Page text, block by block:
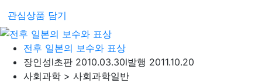
관심상품 담기
전후 일본의 보수와 표상
장인성l초판 2010.03.30l발행 2011.10.20
사회과학 > 사회과학일반